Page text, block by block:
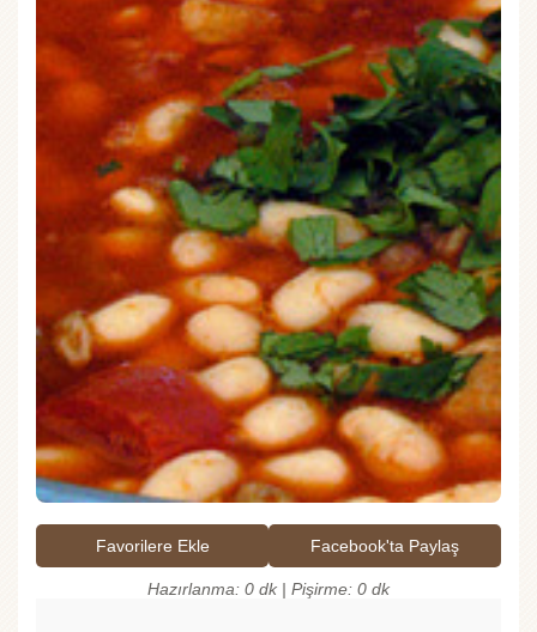
Favorilere Ekle Facebook'ta Paylaş
Hazırlanma: 0 dk | Pişirme: 0 dk